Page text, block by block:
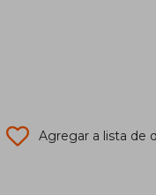
Agregar a lista de